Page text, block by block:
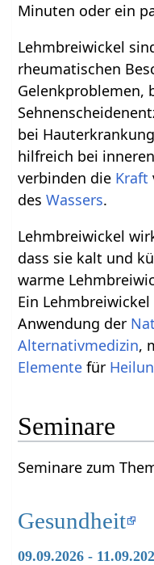
Minuten oder ein
Lehmbreiwickel
rheumatischen
Gelenkproblemen,
bei
hilfreich bei inneren
verbinden die Kraft
desWassers.
Lehmbreiwickel
dass sie kalt und
warme
Ein
Anwendung der
Alternativmedizin,
Elemente für
Seminare
Seminare zum
Gesundheit
09.09.2026 -